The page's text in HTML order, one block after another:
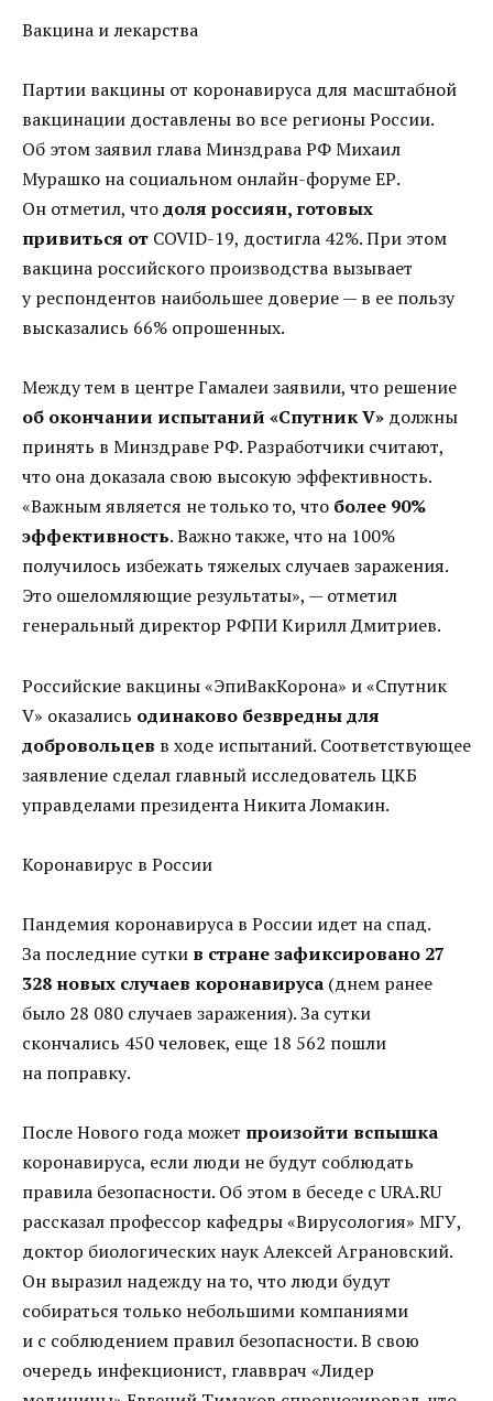
Вакцина и лекарства
Партии вакцины от коронавируса для масштабной
вакцинации доставлены во все регионы России.
Об этом заявил глава Минздрава РФ Михаил
Мурашко на социальном онлайн-форуме ЕР.
Он отметил, чтодоля россиян, готовых
привиться от COVID-19, достигла 42%. При этом
вакцина российского производства вызывает
у респондентов наибольшее доверие — в ее пользу
высказались 66% опрошенных.
Между тем в центре Гамалеи заявили, что решение
об окончании испытаний «Спутник V» должны
принять в Минздраве РФ. Разработчики считают,
что она доказала свою высокую эффективность.
«Важным является не только то, что более 90%
эффективность. Важно также, что на 100%
получилось избежать тяжелых случаев заражения.
Это ошеломляющие результаты», — отметил
генеральный директор РФПИ Кирилл Дмитриев.
Российские вакцины «ЭпиВакКорона» и «Спутник
V» оказались одинаково безвредны для
добровольцев в ходе испытаний. Соответствующее
заявление сделал главный исследователь ЦКБ
управделами президента Никита Ломакин.
Коронавирус в России
Пандемия коронавируса в России идет на спад.
За последние сутки в стране зафиксировано 27
328 новых случаев коронавируса (днем ранее
было 28 080 случаев заражения). За сутки
скончались 450 человек, еще 18 562 пошли
на поправку.
После Нового года может произойти вспышка
коронавируса, если люди не будут соблюдать
правила безопасности. Об этом в беседе с URA.RU
рассказал профессор кафедры «Вирусология» МГУ,
доктор биологических наук Алексей Аграновский.
Он выразил надежду на то, что люди будут
собираться только небольшими компаниями
и с соблюдением правил безопасности. В свою
очередь инфекционист, главврач «Лидер